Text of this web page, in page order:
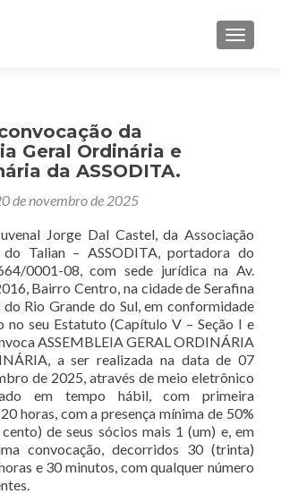
da
Geral Ordinária e
da ASSODITA.
de novembro de 2025
Jorge Dal Castel, da Associação
Talian – ASSODITA, portadora do
0001-08, com sede jurídica na Av.
Bairro Centro, na cidade de Serafina
Rio Grande do Sul, em conformidade
no seu Estatuto (Capítulo V – Seção I e
ASSEMBLEIA GERAL ORDINÁRIA
a ser realizada na data de 07
de 2025, através de meio eletrônico
em tempo hábil, com primeira
horas, com a presença mínima de 50%
de seus sócios mais 1 (um) e, em
convocação, decorridos 30 (trinta)
e 30 minutos, com qualquer número